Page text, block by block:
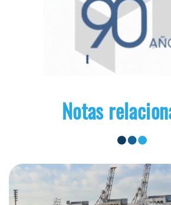
Notas